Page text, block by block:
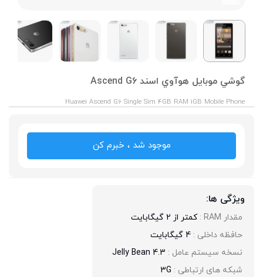
گوشي موبايل هوآوي اسند Ascend G6
Huawei Ascend G6 Single Sim 4GB RAM 1GB Mobile Phone
موجود شد ، خبرم کن
ویژگی ها:
مقدار RAM :
کمتر از 2 گیگابایت
حافظه داخلی : 4 گیگابایت
نسخه سیستم عامل : 4.3 Jelly Bean
شبکه های ارتباطی : 3G